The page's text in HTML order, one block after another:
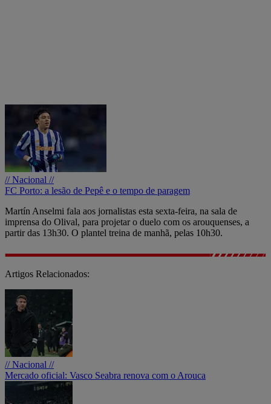
// Nacional //
FC Porto: a lesão de Pepê e o tempo de paragem
Martín Anselmi fala aos jornalistas esta sexta-feira, na sala de
imprensa do Olival, para projetar o duelo com os arouquenses, a
partir das 13h30. O plantel treina de manhã, pelas 10h30.
Artigos Relacionados:
// Nacional //
Mercado oficial: Vasco Seabra renova com o Arouca